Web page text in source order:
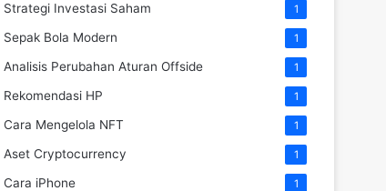
Strategi Investasi Saham 1
Sepak Bola Modern 1
Analisis Perubahan Aturan Offside 1
Rekomendasi HP 1
Cara Mengelola NFT 1
Aset Cryptocurrency 1
Cara iPhone 1